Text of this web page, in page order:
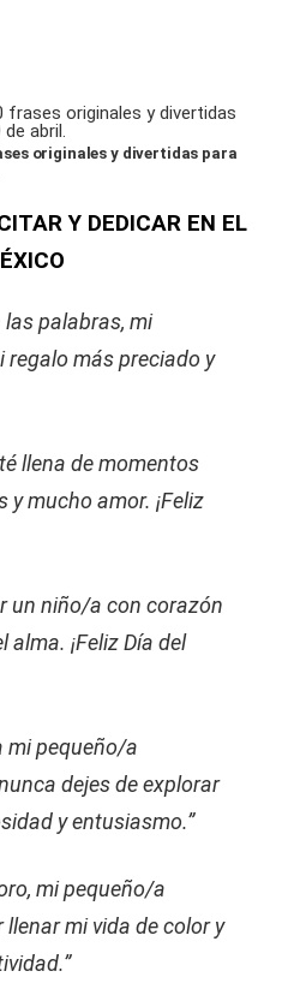
originales y divertidas para
Y DEDICAR EN EL
las palabras, mi
regalo más preciado y
llena de momentos
y mucho amor. ¡Feliz
un niño/a con corazón
alma. ¡Feliz Día del
mi pequeño/a
dejes de explorar
y entusiasmo.”
mi pequeño/a
mi vida de color y